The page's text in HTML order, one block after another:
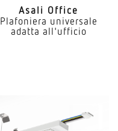
Asali Office
Plafoniera universale
adatta all'ufficio